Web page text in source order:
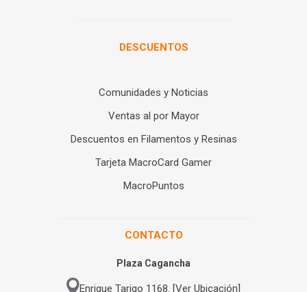
DESCUENTOS
Comunidades y Noticias
Ventas al por Mayor
Descuentos en Filamentos y Resinas
Tarjeta MacroCard Gamer
MacroPuntos
CONTACTO
Plaza Cagancha
Enrique Tarigo 1168. [Ver Ubicación]